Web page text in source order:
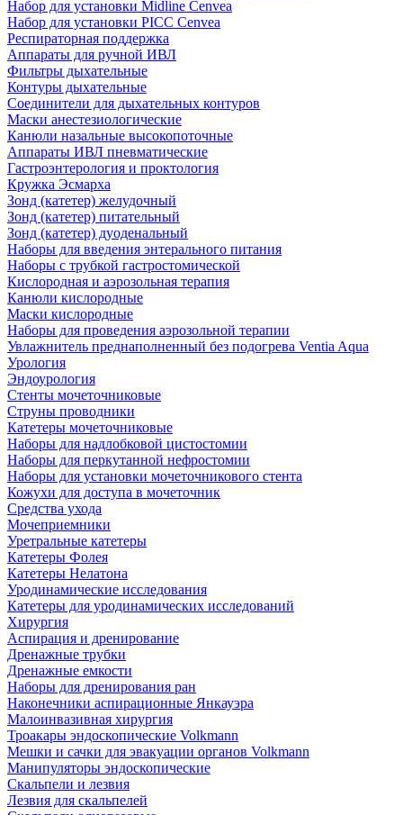
Набор для установки Midline Cenvea
Набор для установки PICC Cenvea
Респираторная поддержка
Аппараты для ручной ИВЛ
Фильтры дыхательные
Контуры дыхательные
Соединители для дыхательных контуров
Маски анестезиологические
Канюли назальные высокопоточные
Аппараты ИВЛ пневматические
Гастроэнтерология и проктология
Кружка Эсмарха
Зонд (катетер) желудочный
Зонд (катетер) питательный
Зонд (катетер) дуоденальный
Наборы для введения энтерального питания
Наборы с трубкой гастростомической
Кислородная и аэрозольная терапия
Канюли кислородные
Маски кислородные
Наборы для проведения аэрозольной терапии
Увлажнитель преднаполненный без подогрева Ventia Aqua
Урология
Эндоурология
Стенты мочеточниковые
Струны проводники
Катетеры мочеточниковые
Наборы для надлобковой цистостомии
Наборы для перкутанной нефростомии
Наборы для установки мочеточникового стента
Кожухи для доступа в мочеточник
Средства ухода
Мочеприемники
Уретральные катетеры
Катетеры Фолея
Катетеры Нелатона
Уродинамические исследования
Катетеры для уродинамических исследований
Хирургия
Аспирация и дренирование
Дренажные трубки
Дренажные емкости
Наборы для дренирования ран
Наконечники аспирационные Янкауэра
Малоинвазивная хирургия
Троакары эндоскопические Volkmann
Мешки и сачки для эвакуации органов Volkmann
Манипуляторы эндоскопические
Скальпели и лезвия
Лезвия для скальпелей